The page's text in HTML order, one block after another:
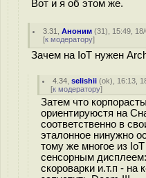
Вот и я об этом же.
3.31 ,Аноним (31), 15:49,
[к модератору]
Зачем на IoT нужен
4.34 ,selishii (ok), 16:13,
[к модератору]
Затем что
ориентируюcтя на
соответственно в
эталонное нинужно
тому же многое из
сенсорным
скороварки и.т.п - на